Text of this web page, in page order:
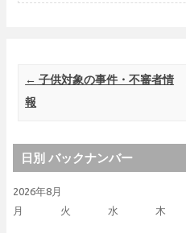
Post navigation
← 子供対象の事件・不審者情
報
日別 バックナンバー
2026年8月
月
火 水 木